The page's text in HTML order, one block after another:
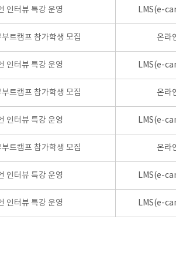
인터뷰 특강 운영 LMS(e-
트캠프 참가학생 모집 온라
인터뷰 특강 운영 LMS(e-
트캠프 참가학생 모집 온라
인터뷰 특강 운영 LMS(e-
트캠프 참가학생 모집 온라
인터뷰 특강 운영 LMS(e-
인터뷰 특강 운영 LMS(e-